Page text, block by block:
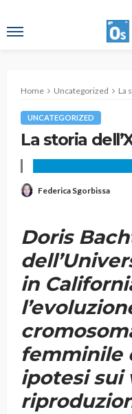
Home Uncategorized La
UNCATEGORIZED
La storia
Federica Sgorbissa
Doris
in
femminile
ipotesi sui